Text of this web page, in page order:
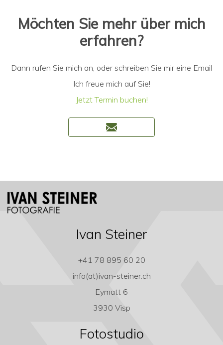
Möchten Sie mehr über mich
erfahren?
Dann rufen Sie mich an, oder schreiben Sie mir eine Email
Ich freue mich auf Sie!
Jetzt Termin buchen!
Ivan Steiner
+41 78 895 60 20
info(at)ivan-steiner.ch
Eymatt 6
3930 Visp
Fotostudio